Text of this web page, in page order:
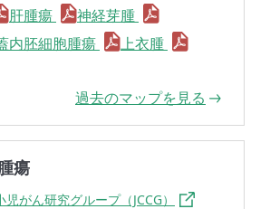
肝腫瘍
神経芽腫
内胚細胞腫瘍 上衣腫
過去のマップを見る
瘍
児がん研究グループ（JCCG）